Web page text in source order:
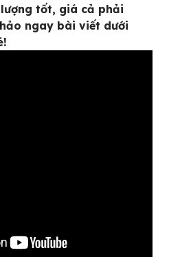
tốt, giá cả phải
ngay bài viết dưới